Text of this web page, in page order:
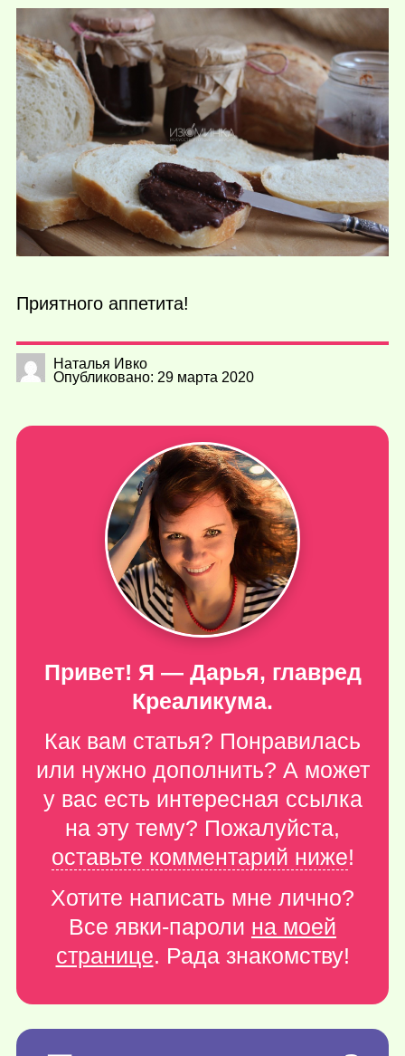
Приятного аппетита!
Наталья Ивко
Опубликовано: 29 марта 2020
Привет! Я — Дарья, главред
Креаликума.
Как вам статья? Понравилась
или нужно дополнить? А может
у вас есть интересная ссылка
на эту тему? Пожалуйста,
оставьте комментарий ниже!
Хотите написать мне лично?
Все явки-пароли на моей
странице. Рада знакомству!